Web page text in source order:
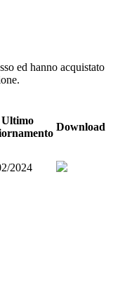
ed hanno acquistato
Ultimo
Download
2024